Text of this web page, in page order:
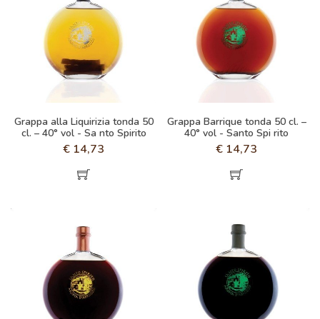
Grappa alla Liquirizia tonda 50
cl. – 40° vol - Sa nto Spirito
€ 14,73
Grappa Barrique tonda 50 cl. –
40° vol - Santo Spi rito
€ 14,73